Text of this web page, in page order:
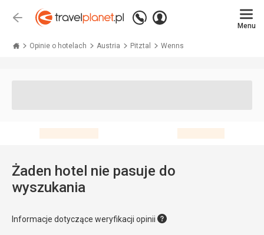
Wstecz
Zadzwoń
+48 71 771 76 55
Zaloguj
Menu
Opinie o hotelach Austria Pitztal Wenns
Żaden hotel nie pasuje do
wyszukania
Informacje dotyczące weryfikacji opinii